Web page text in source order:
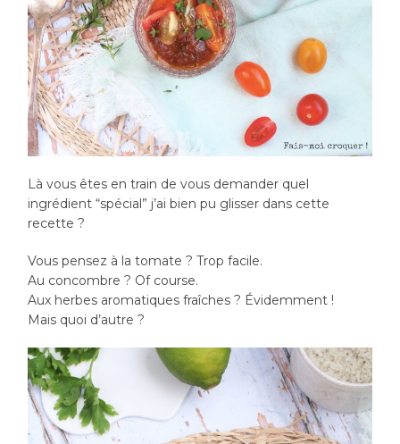
Là vous êtes en train de vous demander quel
ingrédient “spécial” j’ai bien pu glisser dans cette
recette ?
Vous pensez à la tomate ? Trop facile.
Au concombre ? Of course.
Aux herbes aromatiques fraîches ? Évidemment !
Mais quoi d’autre ?